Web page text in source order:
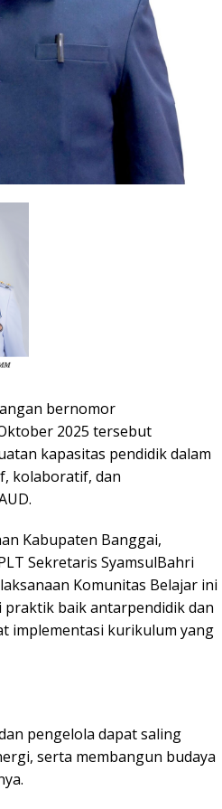
bernomor
2025 tersebut
kapasitas pendidik dalam
kolaboratif, dan
Kabupaten Banggai,
Sekretaris SyamsulBahri
Komunitas Belajar ini
baik antarpendidik dan
implementasi kurikulum yang
pengelola dapat saling
serta membangun budaya